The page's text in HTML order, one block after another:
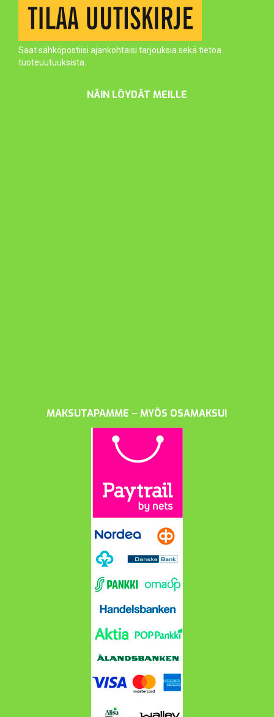
Saat sähköpostiisi ajankohtaisi tarjouksia sekä tietoa
tuoteuutuuksista.
NÄIN LÖYDÄT MEILLE
MAKSUTAPAMME – MYÖS OSAMAKSU!